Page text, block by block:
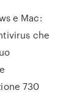
e Mac:
che
730